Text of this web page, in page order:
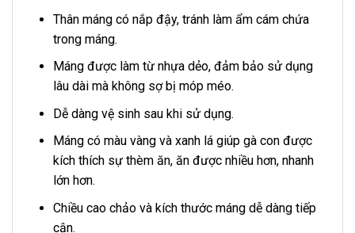
Thân máng có nắp đậy, tránh làm ẩm cám chứa
trong máng.
Máng được làm từ nhựa dẻo, đảm bảo sử dụng
lâu dài mà không sợ bị móp méo.
Dễ dàng vệ sinh sau khi sử dụng.
Máng có màu vàng và xanh lá giúp gà con được
kích thích sự thèm ăn, ăn được nhiều hơn, nhanh
lớn hơn.
Chiều cao chảo và kích thước máng dễ dàng tiếp
cận.